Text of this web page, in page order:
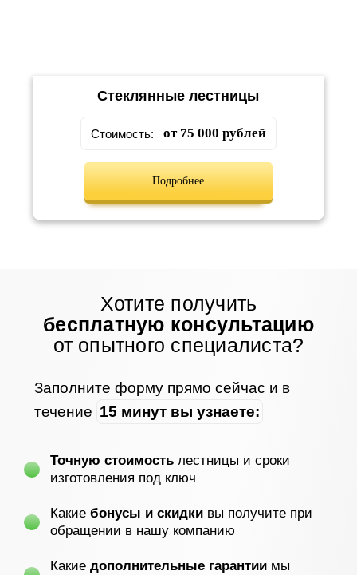
Стеклянные лестницы
Стоимость: от 75 000 рублей
Подробнее
Хотите получить
бесплатную консультацию
от опытного специалиста?
Заполните форму прямо сейчас и в
течение 15 минут вы узнаете:
Точную стоимость лестницы и сроки
изготовления под ключ
Какие бонусы и скидки вы получите при
обращении в нашу компанию
Какие дополнительные гарантии мы